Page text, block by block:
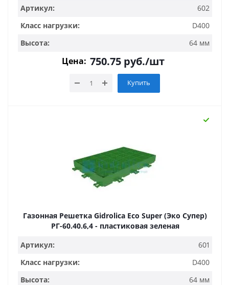
Артикул:
602
Класс нагрузки:
D400
Высота:
64 мм
Цена: 750.75 руб./шт
Купить
Газонная Решетка Gidrolica Eco Super (Эко Супер)
РГ-60.40.6,4 - пластиковая зеленая
Артикул:
601
Класс нагрузки:
D400
Высота:
64 мм